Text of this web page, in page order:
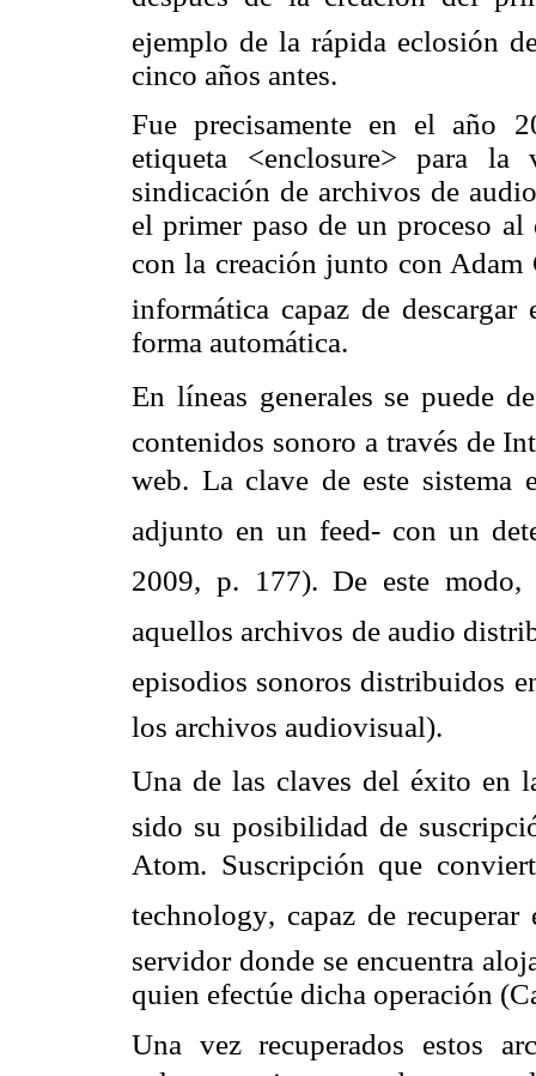
ejemplo de la rápida eclosión
cinco años antes.
Fue precisamente en el año
etiqueta <enclosure> para
sindicación de archivos de
el primer paso de un proceso
con la creación junto con
informática capaz de
forma automática.
En líneas generales se puede
contenidos sonoro a través de
web. La clave de este
adjunto en un feed- con un
2009, p. 177). De este modo,
aquellos archivos de audio
episodios sonoros distribuidos
los archivos audiovisual).
Una de las claves del éxito en
sido su posibilidad de
Atom. Suscripción que
technology, capaz de
servidor donde se encuentra
quien efectúe dicha operación
Una vez recuperados estos